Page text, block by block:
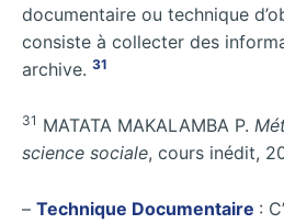
documentaire ou technique
consiste à collecter des
archive. 31
31 MATATA MAKALAMBA P.
science sociale, cours inédit,
– Technique Documentaire :